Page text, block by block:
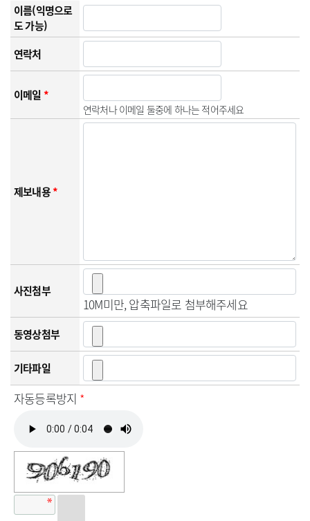
이름(익명으로
도 가능)
연락처
이메일*
연락처나 이메일 둘중에 하나는 적어주세요
제보내용*
사진첨부
10M미만, 압축파일로 첨부해주세요
동영상첨부
기타파일
자동등록방지 *